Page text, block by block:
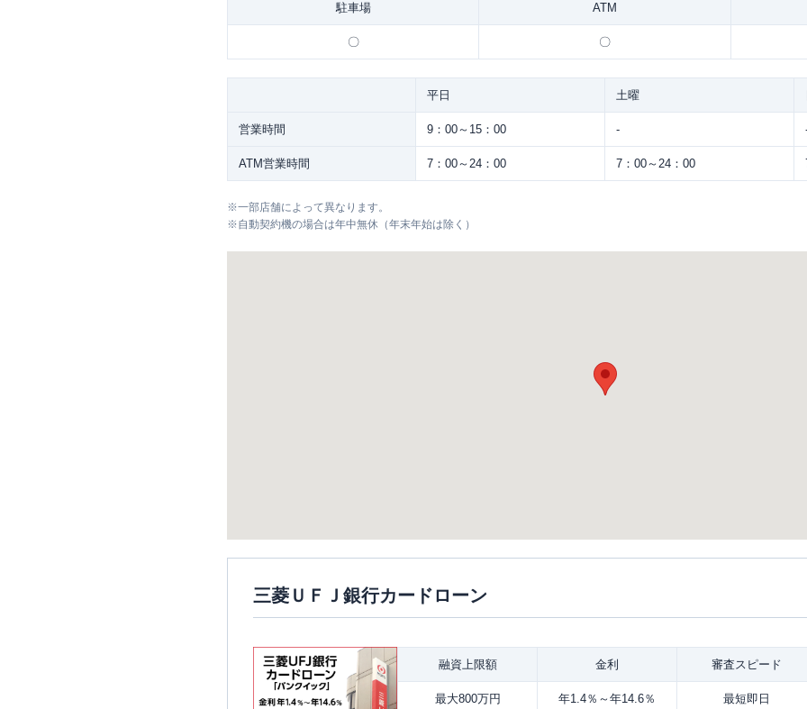
駐車場 ATM
〇 〇
平日 土曜
営業時間 9：00～15：00 -
ATM営業時間 7：00～24：00 7：00～24：00
※一部店舗によって異なります。
※自動契約機の場合は年中無休（年末年始は除く）
三菱ＵＦＪ銀行カードローン
融資上限額 金利 審査スピード
最大800万円 年1.4％～年14.6％ 最短即日